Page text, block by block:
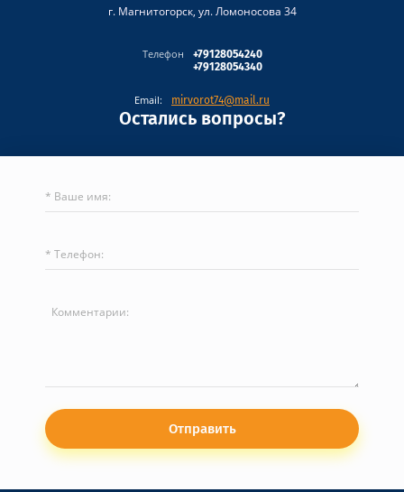
г. Магнитогорск, ул. Ломоносова 34
Телефон
+79128054240
+79128054340
Email: mirvorot74@mail.ru
Остались вопросы?
Отправить